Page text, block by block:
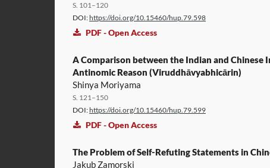
S. 101–120
DOI:https://doi.org/10.15460/hup.79.598
PDF - Open Access
A Comparison between the Indian and
Antinomic Reason (Viruddhāvyabhicārin)
Shinya Moriyama
S. 121–150
DOI:https://doi.org/10.15460/hup.79.599
PDF - Open Access
The Problem of Self-Refuting Statements in
Jakub Zamorski